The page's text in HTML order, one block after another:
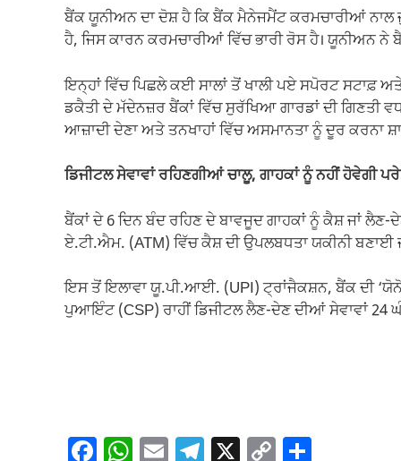
ਬੈਂਕ ਯੂਨੀਅਨ ਦਾ ਦੋਸ਼ ਹੈ ਕਿ ਬੈਂਕ ਮੈਨੇਜਮੈਂਟ ਕਰਮਚਾਰੀਆਂ ਨਾਲ
ਹੈ, ਜਿਸ ਕਾਰਨ ਕਰਮਚਾਰੀਆਂ ਵਿੱਚ ਭਾਰੀ ਰੋਸ ਹੈ। ਯੂਨੀਅਨ
ਇਨ੍ਹਾਂ ਵਿੱਚ ਪਿਛਲੇ ਕਈ ਸਾਲਾਂ ਤੋਂ ਖਾਲੀ ਪਏ ਸਪੋਰਟ ਸਟਾਫ਼
ਡਕੈਤੀ ਦੇ ਮੱਦੇਨਜ਼ਰ ਬੈਂਕਾਂ ਵਿੱਚ ਸੁਰੱਖਿਆ ਗਾਰਡਾਂ ਦੀ ਗਿਣਤੀ
ਆਜ਼ਾਦੀ ਦੇਣਾ ਅਤੇ ਤਨਖਾਹਾਂ ਵਿੱਚ ਅਸਮਾਨਤਾ ਨੂੰ ਦੂਰ ਕਰਨਾ
ਡਿਜੀਟਲ ਸੇਵਾਵਾਂ ਰਹਿਣਗੀਆਂ ਚਾਲੂ, ਗਾਹਕਾਂ ਨੂੰ ਨਹੀਂ ਹੋਵੇਗੀ
ਬੈਂਕਾਂ ਦੇ 6 ਦਿਨ ਬੰਦ ਰਹਿਣ ਦੇ ਬਾਵਜੂਦ ਗਾਹਕਾਂ ਨੂੰ ਕੈਸ਼ ਜਾਂ
ਏ.ਟੀ.ਐਮ. (ATM) ਵਿੱਚ ਕੈਸ਼ ਦੀ ਉਪਲਬਧਤਾ ਯਕੀਨੀ ਬਣਾਈ
ਇਸ ਤੋਂ ਇਲਾਵਾ ਯੂ.ਪੀ.ਆਈ. (UPI) ਟ੍ਰਾਂਜੈਕਸ਼ਨ, ਬੈਂਕ ਦੀ
ਪੁਆਇੰਟ (CSP) ਰਾਹੀਂ ਡਿਜੀਟਲ ਲੈਣ-ਦੇਣ ਦੀਆਂ ਸੇਵਾਵਾਂ 24
F W E T X C